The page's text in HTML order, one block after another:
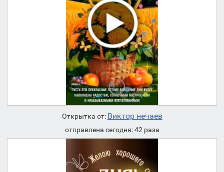
Открытка от: Виктор нечаев
отправлена сегодня: 42 раза